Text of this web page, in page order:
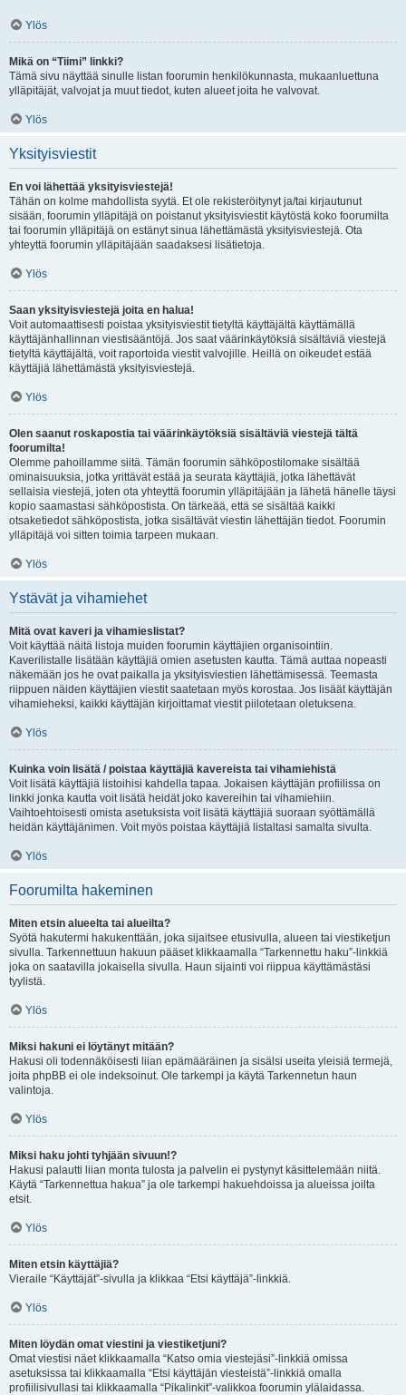
Ylös
Mikä on “Tiimi” linkki?
Tämä sivu näyttää sinulle listan foorumin henkilökunnasta, mukaanluettuna
ylläpitäjät, valvojat ja muut tiedot, kuten alueet joita he valvovat.
Ylös
Yksityisviestit
En voi lähettää yksityisviestejä!
Tähän on kolme mahdollista syytä. Et ole rekisteröitynyt ja/tai kirjautunut
sisään, foorumin ylläpitäjä on poistanut yksityisviestit käytöstä koko foorumilta
tai foorumin ylläpitäjä on estänyt sinua lähettämästä yksityisviestejä. Ota
yhteyttä foorumin ylläpitäjään saadaksesi lisätietoja.
Ylös
Saan yksityisviestejä joita en halua!
Voit automaattisesti poistaa yksityisviestit tietyltä käyttäjältä käyttämällä
käyttäjänhallinnan viestisääntöjä. Jos saat väärinkäytöksiä sisältäviä viestejä
tietyltä käyttäjältä, voit raportoida viestit valvojille. Heillä on oikeudet estää
käyttäjiä lähettämästä yksityisviestejä.
Ylös
Olen saanut roskapostia tai väärinkäytöksiä sisältäviä viestejä tältä
foorumilta!
Olemme pahoillamme siitä. Tämän foorumin sähköpostilomake sisältää
ominaisuuksia, jotka yrittävät estää ja seurata käyttäjiä, jotka lähettävät
sellaisia viestejä, joten ota yhteyttä foorumin ylläpitäjään ja lähetä hänelle täysi
kopio saamastasi sähköpostista. On tärkeää, että se sisältää kaikki
otsaketiedot sähköpostista, jotka sisältävät viestin lähettäjän tiedot. Foorumin
ylläpitäjä voi sitten toimia tarpeen mukaan.
Ylös
Ystävät ja vihamiehet
Mitä ovat kaveri ja vihamieslistat?
Voit käyttää näitä listoja muiden foorumin käyttäjien organisointiin.
Kaverilistalle lisätään käyttäjiä omien asetusten kautta. Tämä auttaa nopeasti
näkemään jos he ovat paikalla ja yksityisviestien lähettämisessä. Teemasta
riippuen näiden käyttäjien viestit saatetaan myös korostaa. Jos lisäät käyttäjän
vihamieheksi, kaikki käyttäjän kirjoittamat viestit piilotetaan oletuksena.
Ylös
Kuinka voin lisätä / poistaa käyttäjiä kavereista tai vihamiehistä
Voit lisätä käyttäjiä listoihisi kahdella tapaa. Jokaisen käyttäjän profiilissa on
linkki jonka kautta voit lisätä heidät joko kavereihin tai vihamiehiin.
Vaihtoehtoisesti omista asetuksista voit lisätä käyttäjiä suoraan syöttämällä
heidän käyttäjänimen. Voit myös poistaa käyttäjiä listaltasi samalta sivulta.
Ylös
Foorumilta hakeminen
Miten etsin alueelta tai alueilta?
Syötä hakutermi hakukenttään, joka sijaitsee etusivulla, alueen tai viestiketjun
sivulla. Tarkennettuun hakuun pääset klikkaamalla “Tarkennettu haku”-linkkiä
joka on saatavilla jokaisella sivulla. Haun sijainti voi riippua käyttämästäsi
tyylistä.
Ylös
Miksi hakuni ei löytänyt mitään?
Hakusi oli todennäköisesti liian epämääräinen ja sisälsi useita yleisiä termejä,
joita phpBB ei ole indeksoinut. Ole tarkempi ja käytä Tarkennetun haun
valintoja.
Ylös
Miksi haku johti tyhjään sivuun!?
Hakusi palautti liian monta tulosta ja palvelin ei pystynyt käsittelemään niitä.
Käytä “Tarkennettua hakua” ja ole tarkempi hakuehdoissa ja alueissa joilta
etsit.
Ylös
Miten etsin käyttäjiä?
Vieraile “Käyttäjät”-sivulla ja klikkaa “Etsi käyttäjä”-linkkiä.
Ylös
Miten löydän omat viestini ja viestiketjuni?
Omat viestisi näet klikkaamalla “Katso omia viestejäsi”-linkkiä omissa
asetuksissa tai klikkaamalla “Etsi käyttäjän viesteistä”-linkkiä omalla
profiilisivullasi tai klikkaamalla “Pikalinkit”-valikkoa foorumin ylälaidassa.